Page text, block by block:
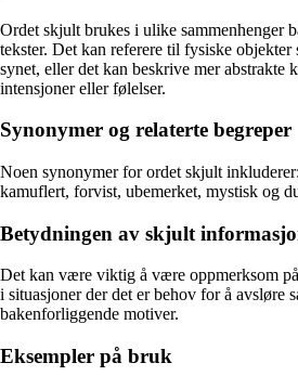
Ordet skjult brukes i ulike sammenhenger
tekster. Det kan referere til fysiske
synet, eller det kan beskrive mer abstrakte
intensjoner eller følelser.
Synonymer og relaterte begreper
Noen synonymer for ordet skjult
kamuflert, forvist, ubemerket, mystisk og
Betydningen av skjult
Det kan være viktig å være oppmerksom
i situasjoner der det er behov for å avsløre
bakenforliggende motiver.
Eksempler på bruk